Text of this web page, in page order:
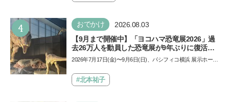
4 おでかけ 2026.08.03
【9月まで開催中】「ヨコハマ恐竜展2026」過
去26万人を動員した恐竜展が9年ぶりに復活！
夏休みのおでかけで楽しむポイントを完全ガイ
2026年7月17日(金)〜9月6日(日)、パシフィコ横浜 展示ホール
催…#北本祐子